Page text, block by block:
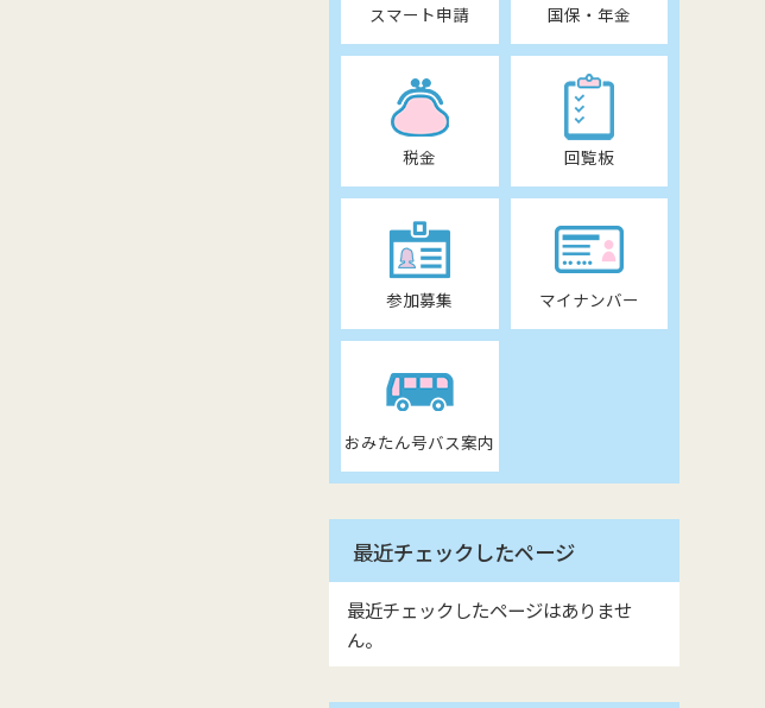
スマート申請 国保・年金
税金 回覧板
参加募集 マイナンバー
おみたん号バス案内
最近チェックしたページ
最近チェックしたページはありませ
ん。